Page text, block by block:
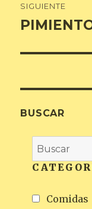
SIGUIENTE
Entrada
BUSCAR
Comidas